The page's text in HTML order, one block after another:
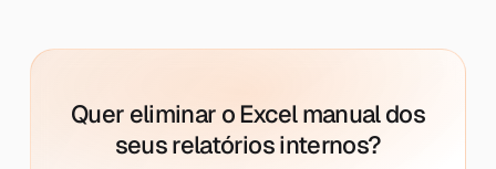
Quer eliminar o Excel manual dos
seus relatórios internos?